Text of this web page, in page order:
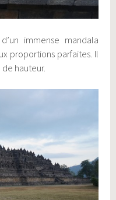
immense mandala
proportions parfaites. Il
hauteur.